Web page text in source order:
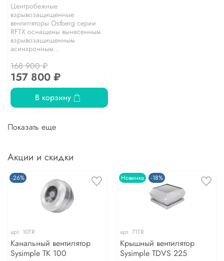
Центробежные
взрывозащищенные
вентиляторы Ostberg серии
RFТХ оснащены вынесенным
взрывозащищенным
асинхронным...
168 900 ₽
157 800 ₽
В корзину
Показать еще
Акции и скидки
-26%
арт. 10TR
Канальный вентилятор
Sysimple TK 100
Новинка -18%
арт. 71TR
Крышный вентилятор
Sysimple TDVS 225